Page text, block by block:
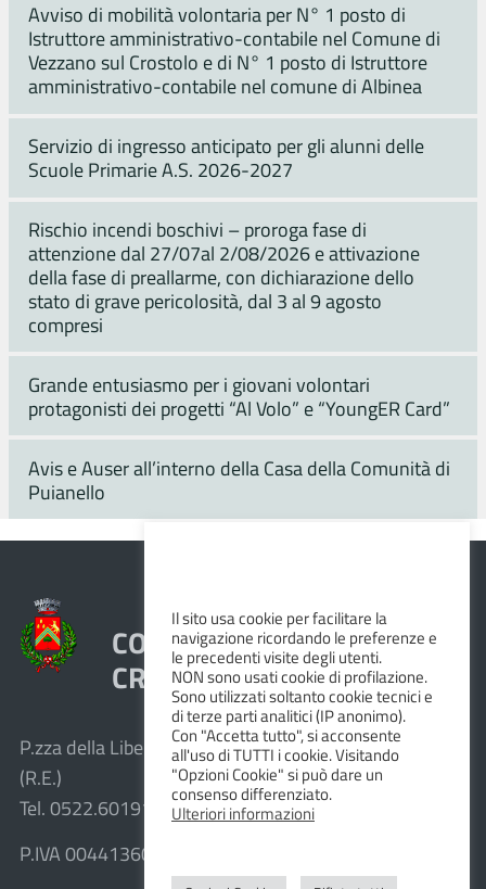
Avviso di mobilità volontaria per N° 1 posto di
Istruttore amministrativo-contabile nel Comune di
Vezzano sul Crostolo e di N° 1 posto di Istruttore
amministrativo-contabile nel comune di Albinea
Servizio di ingresso anticipato per gli alunni delle
Scuole Primarie A.S. 2026-2027
Rischio incendi boschivi – proroga fase di
attenzione dal 27/07al 2/08/2026 e attivazione
della fase di preallarme, con dichiarazione dello
stato di grave pericolosità, dal 3 al 9 agosto
compresi
Grande entusiasmo per i giovani volontari
protagonisti dei progetti “Al Volo” e “YoungER Card”
Avis e Auser all’interno della Casa della Comunità di
Puianello
COMUNE DI VEZZANO SUL
CROSTOLO
P.zza della Libertà, 1 – 42030 Vezzano sul Crostolo
(R.E.)
Tel. 0522.601911 – Fax 0522.601947
P.IVA 00441360351
Il sito usa cookie per facilitare la
navigazione ricordando le preferenze e
le precedenti visite degli utenti.
NON sono usati cookie di profilazione.
Sono utilizzati soltanto cookie tecnici e
di terze parti analitici (IP anonimo).
Con "Accetta tutto", si acconsente
all'uso di TUTTI i cookie. Visitando
"Opzioni Cookie" si può dare un
consenso differenziato.
Ulteriori informazioni